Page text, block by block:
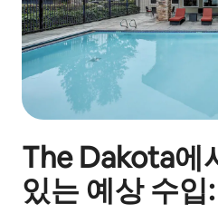
The Dakota에
있는 예상 수입: